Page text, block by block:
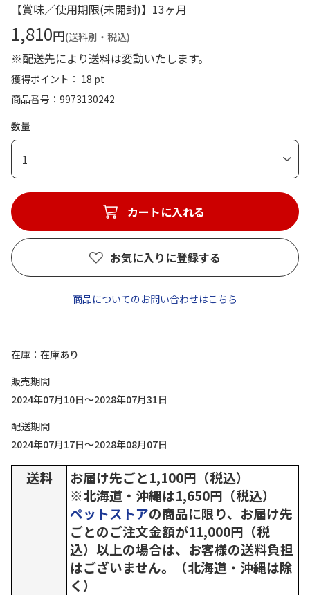
【賞味／使用期限(未開封)】13ヶ月
1,810円(送料別・税込)
※配送先により送料は変動いたします。
獲得ポイント： 18 pt
商品番号
9973130242
数量
1
カートに入れる
お気に入りに登録する
商品についてのお問い合わせはこちら
在庫
在庫あり
販売期間
2024年07月10日～2028年07月31日
配送期間
2024年07月17日～2028年08月07日
送料
お届け先ごと1,100円（税込）
※北海道・沖縄は1,650円（税込）
ペットストアの商品に限り、お届け先
ごとのご注文金額が11,000円（税
込）以上の場合は、お客様の送料負担
はございません。（北海道・沖縄は除
く）